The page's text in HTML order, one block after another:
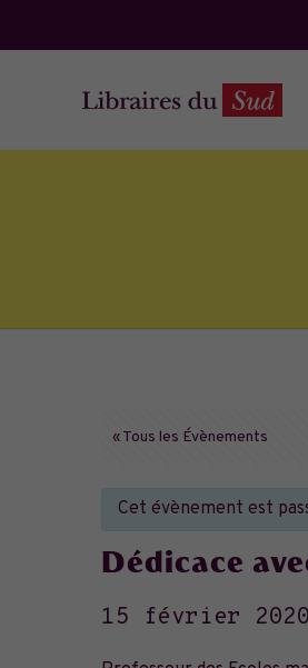
« Tous les Évènements
Cet évènement est
Dédicace
15 février 2020